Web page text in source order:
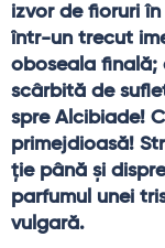
izvor de fioruri
într-un trecut
oboseala
scârbită de
spre Alcibiade!
primejdioasă!
ţie până şi
parfumul unei
vulgară.